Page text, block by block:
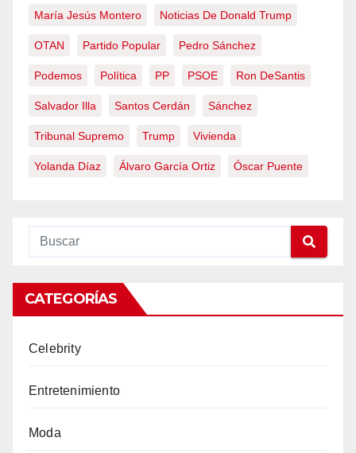
María Jesús Montero Noticias De Donald Trump
OTAN Partido Popular Pedro Sánchez
Podemos Política PP PSOE Ron DeSantis
Salvador Illa Santos Cerdán Sánchez
Tribunal Supremo Trump Vivienda
Yolanda Díaz Álvaro García Ortiz Óscar Puente
CATEGORÍAS
Celebrity
Entretenimiento
Moda